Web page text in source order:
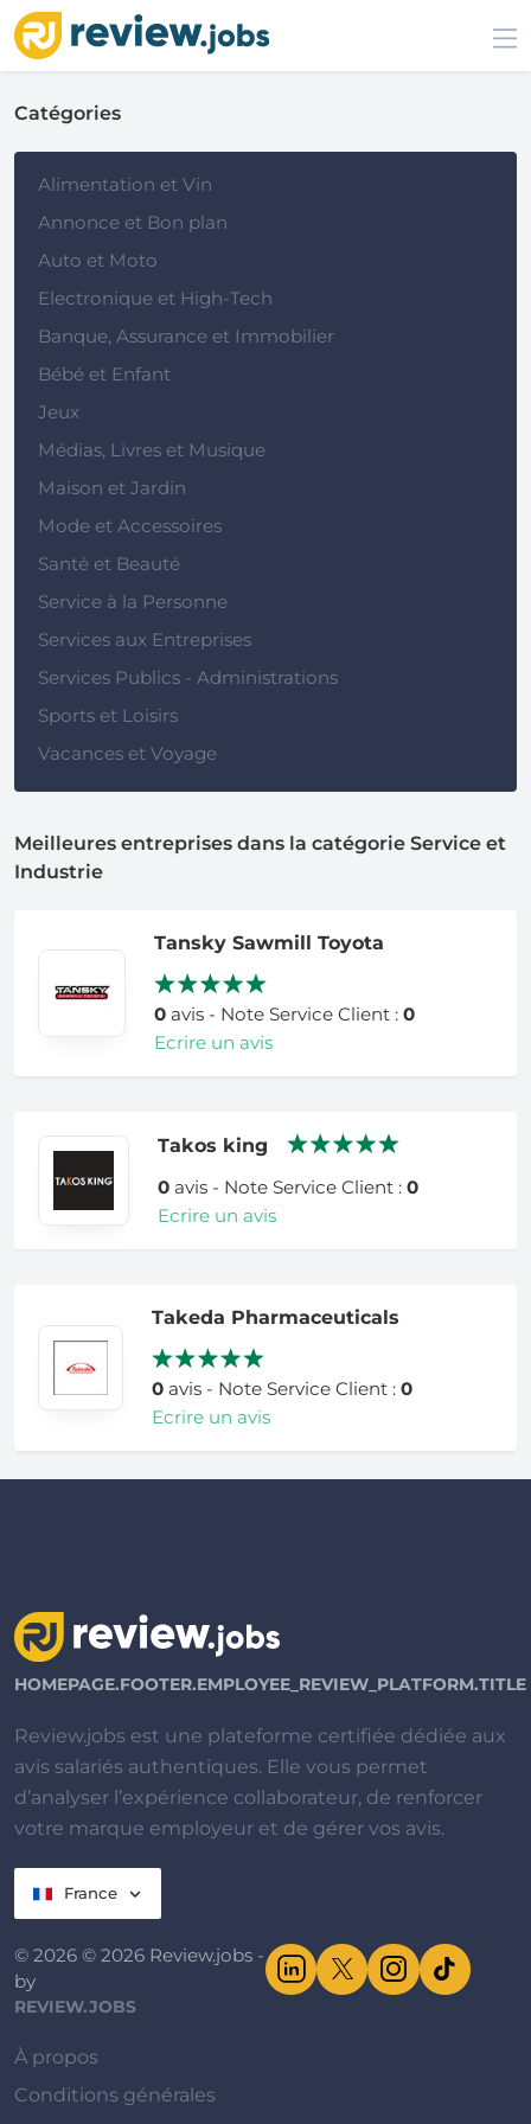
Catégories
Alimentation et Vin
Annonce et Bon plan
Auto et Moto
Electronique et High-Tech
Banque, Assurance et Immobilier
Bébé et Enfant
Jeux
Médias, Livres et Musique
Maison et Jardin
Mode et Accessoires
Santé et Beauté
Service à la Personne
Services aux Entreprises
Services Publics - Administrations
Sports et Loisirs
Vacances et Voyage
Meilleures entreprises dans la catégorie Service et
Industrie
Tansky Sawmill Toyota
0avis - Note Service Client : 0
Ecrire un avis
Takos king
0avis - Note Service Client : 0
Ecrire un avis
Takeda Pharmaceuticals
0avis - Note Service Client : 0
Ecrire un avis
HOMEPAGE.FOOTER.EMPLOYEE_REVIEW_PLATFORM.TITLE
Review.jobs est une plateforme certifiée dédiée aux
avis salariés authentiques. Elle vous permet
d’analyser l’expérience collaborateur, de renforcer
votre marque employeur et de gérer vos avis.
France
© 2026 © 2026 Review.jobs -
by
REVIEW.JOBS
À propos
Conditions générales